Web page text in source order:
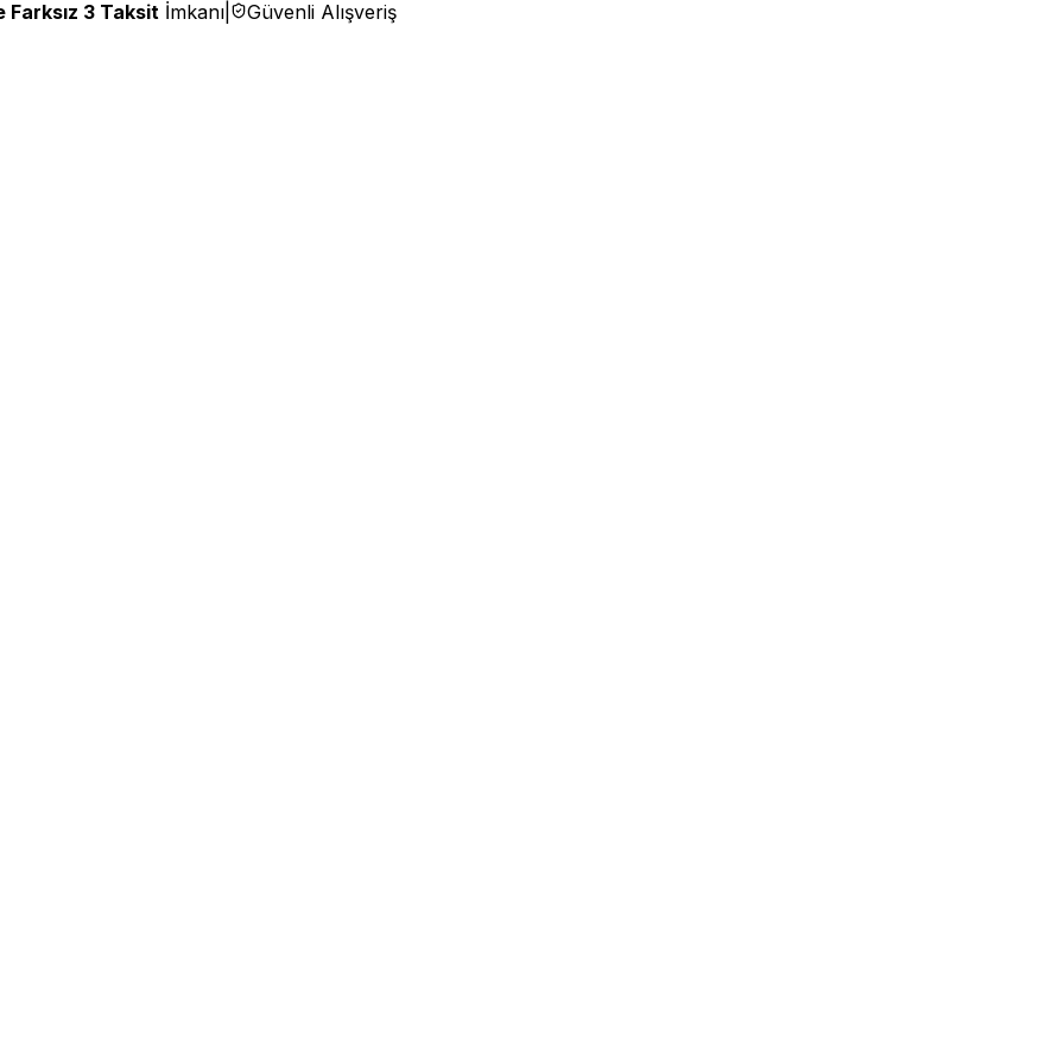
Farksız 3 Taksit İmkanı Güvenli Alışveriş